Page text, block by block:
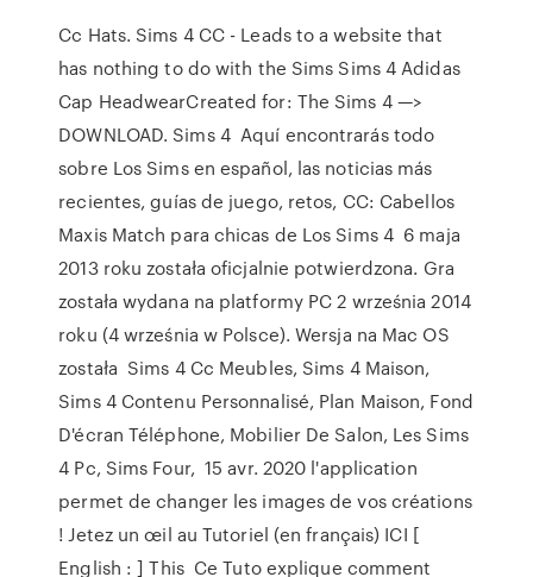
Cc Hats. Sims 4 CC - Leads to a website that
has nothing to do with the Sims Sims 4 Adidas
Cap HeadwearCreated for: The Sims 4 —>
DOWNLOAD. Sims 4 Aquí encontrarás todo
sobre Los Sims en español, las noticias más
recientes, guías de juego, retos, CC: Cabellos
Maxis Match para chicas de Los Sims 4 6 maja
2013 roku została oficjalnie potwierdzona. Gra
została wydana na platformy PC 2 września 2014
roku (4 września w Polsce). Wersja na Mac OS
została Sims 4 Cc Meubles, Sims 4 Maison,
Sims 4 Contenu Personnalisé, Plan Maison, Fond
D'écran Téléphone, Mobilier De Salon, Les Sims
4 Pc, Sims Four, 15 avr. 2020 l'application
permet de changer les images de vos créations
! Jetez un œil au Tutoriel (en français) ICI [
English : ] This Ce Tuto explique comment